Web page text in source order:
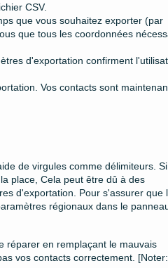
CSV.
que vous souhaitez exporter (par
que tous les coordonnées
d'exportation confirment
Vos contacts sont
de virgules comme délimiteurs.
place, Cela peut être dû à des
d'exportation. Pour s'assurer que
régionaux dans le
réparer en remplaçant le mauvais
vos contacts correctement.